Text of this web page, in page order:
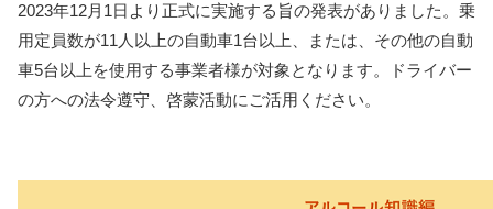
2023年12月1日より正式に実施する旨の発表がありました。乗
用定員数が11人以上の自動車1台以上、または、その他の自動
車5台以上を使用する事業者様が対象となります。ドライバー
の方への法令遵守、啓蒙活動にご活用ください。